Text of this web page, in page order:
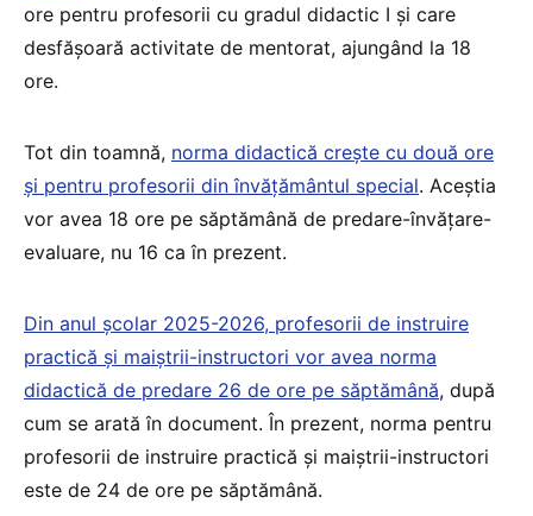
ore pentru profesorii cu gradul didactic I şi care
desfăşoară activitate de mentorat, ajungând la 18
ore.
Tot din toamnă, norma didactică crește cu două ore
și pentru profesorii din învățământul special. Aceștia
vor avea 18 ore pe săptămână de predare-învățare-
evaluare, nu 16 ca în prezent.
Din anul școlar 2025-2026, profesorii de instruire
practică şi maiştrii-instructori vor avea norma
didactică de predare 26 de ore pe săptămână, după
cum se arată în document. În prezent, norma pentru
profesorii de instruire practică și maiștrii-instructori
este de 24 de ore pe săptămână.